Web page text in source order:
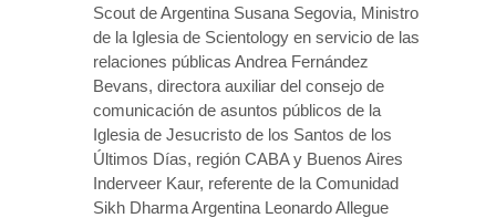
Scout de Argentina Susana Segovia, Ministro
de la Iglesia de Scientology en servicio de las
relaciones públicas Andrea Fernández
Bevans, directora auxiliar del consejo de
comunicación de asuntos públicos de la
Iglesia de Jesucristo de los Santos de los
Últimos Días, región CABA y Buenos Aires
Inderveer Kaur, referente de la Comunidad
Sikh Dharma Argentina Leonardo Allegue